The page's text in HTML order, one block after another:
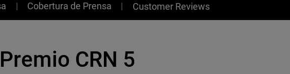
Cobertura de Prensa Customer Reviews
CRN 5